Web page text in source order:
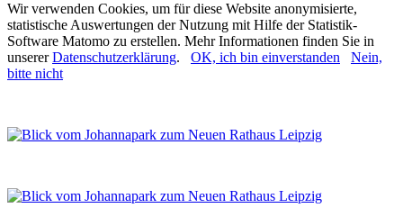
Wir verwenden Cookies, um für diese Website anonymisierte,
statistische Auswertungen der Nutzung mit Hilfe der Statistik-
Software Matomo zu erstellen. Mehr Informationen finden Sie in
unsererDatenschutzerklärung. OK, ich bin einverstanden
Nein,
bitte nicht